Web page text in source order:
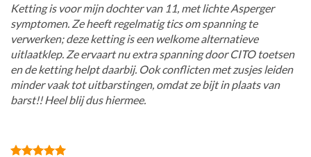
Ketting is voor mijn dochter van 11, met lichte Asperger
symptomen. Ze heeft regelmatig tics om spanning te
verwerken; deze ketting is een welkome alternatieve
uitlaatklep. Ze ervaart nu extra spanning door CITO toetsen
en de ketting helpt daarbij. Ook conflicten met zusjes leiden
minder vaak tot uitbarstingen, omdat ze bijt in plaats van
barst!! Heel blij dus hiermee.